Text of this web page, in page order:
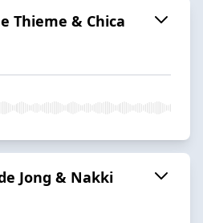
Thieme & Chica
Jong & Nakki